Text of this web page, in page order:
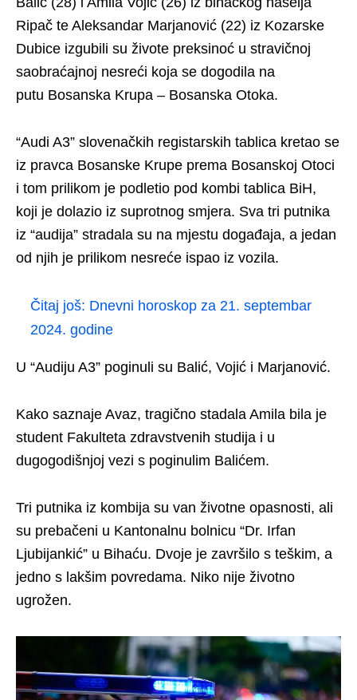
Ripač te Aleksandar Marjanović (22) iz Kozarske
Dubice izgubili su živote preksinoć u stravičnoj
saobraćajnoj nesreći koja se dogodila na
putu Bosanska Krupa – Bosanska Otoka.
“Audi A3” slovenačkih registarskih tablica kretao se
iz pravca Bosanske Krupe prema Bosanskoj Otoci
i tom prilikom je podletio pod kombi tablica BiH,
koji je dolazio iz suprotnog smjera. Sva tri putnika
iz “audija” stradala su na mjestu događaja, a jedan
od njih je prilikom nesreće ispao iz vozila.
Čitaj još: Dnevni horoskop za 21. septembar
2024. godine
U “Audiju A3” poginuli su Balić, Vojić i Marjanović.
Kako saznaje Avaz, tragično stadala Amila bila je
student Fakulteta zdravstvenih studija i u
dugogodišnjoj vezi s poginulim Balićem.
Tri putnika iz kombija su van životne opasnosti, ali
su prebačeni u Kantonalnu bolnicu “Dr. Irfan
Ljubijankić” u Bihaću. Dvoje je završilo s teškim, a
jedno s lakšim povredama. Niko nije životno
ugrožen.